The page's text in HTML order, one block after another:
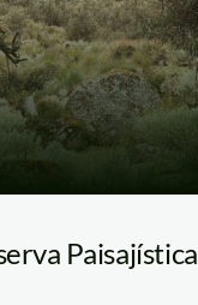
Paisajística